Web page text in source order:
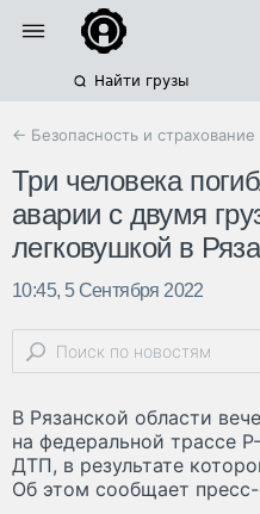
Найти грузы
← Безопасность и страхование
Три человека
аварии с двумя
легковушкой в
10:45, 5 Сентября 2022
В Рязанской области
на федеральной трассе
ДТП, в результате
Об этом сообщает